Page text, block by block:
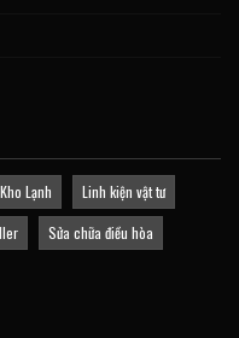
Kho Lạnh
Linh kiện vật tư
Sửa chữa điều hòa